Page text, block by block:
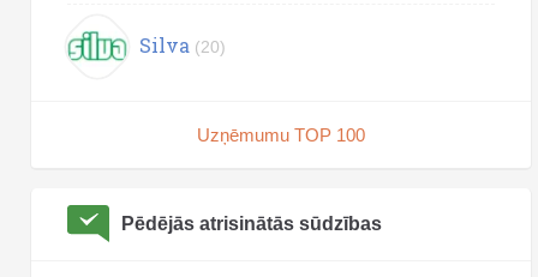
Silva (20)
Uzņēmumu TOP 100
Pēdējās atrisinātās sūdzības